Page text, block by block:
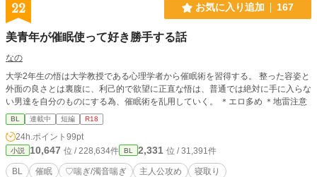
22 お気に入り追加 167
美青年が催眠使って好き勝手する話
なの
大学2年生の悟は大学教授である心理学者から催眠術を習得する。 整った容姿と
外面の良さとは裏腹に、利己的で欲望に正直な悟は、普通では絶対に手に入らな
い男達を自分のものにする為、催眠術を乱用していく。 ＊エロ多め ＊地雷注意
BL 連載中 短編 R18
24h.ポイント 99pt
小説 10,647 位 / 228,634件 BL 2,331 位 / 31,391件
BL 催眠 ♡喘ぎ/濁音喘ぎ 主人公攻め 寝取り